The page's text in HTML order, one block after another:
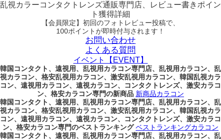
乱視カラーコンタクトレンズ通販専門店、レビュー書きポイン
ト獲得詳細
【会員限定】初回のフォトレビュー投稿で、
100ポイントが即時付与されます！
お問い合わせ
よくある質問
イベント【EVENT】
韓国コンタクト、遠視用、乱視用カラコン専門店、乱視用カラコン、乱
視カラコン、格安乱視用カラコン、激安乱視用カラコン、韓国乱視カラ
コン、遠視用カラコン、遠視カラコン、コンタクトレンズ、激安カラコ
ン、格安カラコン専門の新商品 新商品カラコン
韓国コンタクト、遠視用、乱視用カラコン専門店、乱視用カラコン、乱
視カラコン、格安乱視用カラコン、激安乱視用カラコン、韓国乱視カラ
コン、遠視用カラコン、遠視カラコン、コンタクトレンズ、激安カラコ
ン、格安カラコン専門のベストランキング ベストランキングカラコン
韓国コンタクト、遠視用、乱視用カラコン専門店、乱視用カラコン、乱